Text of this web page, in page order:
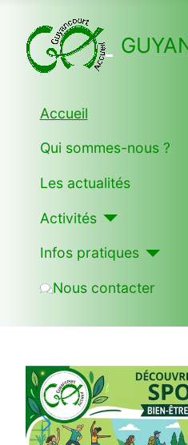
Accueil
Qui sommes-nous ?
Les actualités
Activités
Infos pratiques
Nous contacter